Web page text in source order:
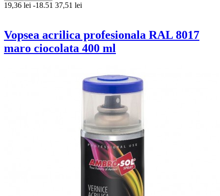
19,36 lei -18.51 37,51 lei
Vopsea acrilica profesionala RAL 8017
maro ciocolata 400 ml